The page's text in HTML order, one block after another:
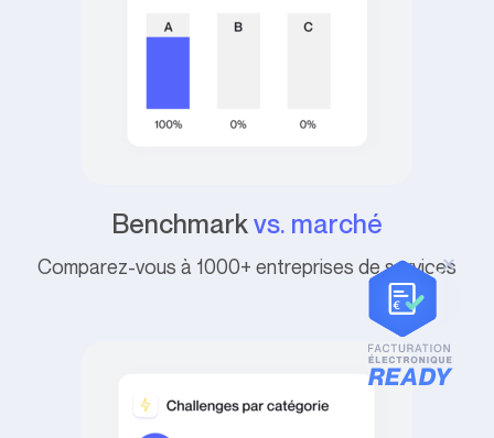
Benchmarkvs. marché
Comparez-vous à 1000+ entreprises de services